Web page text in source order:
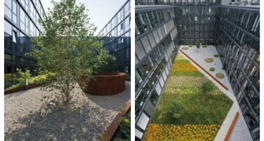
OPDRACHTGEVER:
Bauherrengemeinschaft Bürohäuser Köln Rheinhallen GbR
Grundstücksgesellschaft Bürohäuser Rheinpark GbR vertreten durch die
Josef Esch Fondsprojekt GmbH
HOEVEELHEID:
30.000 m²
OPLEVERING: